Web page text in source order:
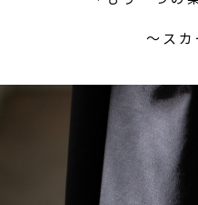
〜ス